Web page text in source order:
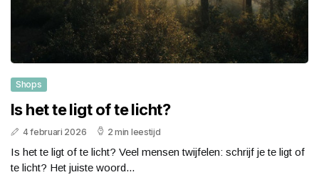
Shops
Is het te ligt of te licht?
4 februari 2026 2 min leestijd
Is het te ligt of te licht? Veel mensen twijfelen: schrijf je te ligt of
te licht? Het juiste woord...